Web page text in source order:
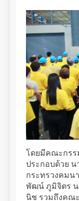
โดยมีคณะกรร
ประกอบด้วย น
กระทรวงคมน
พัฒน์ ภูมิจิตร น
นิช รวมถึงคณ